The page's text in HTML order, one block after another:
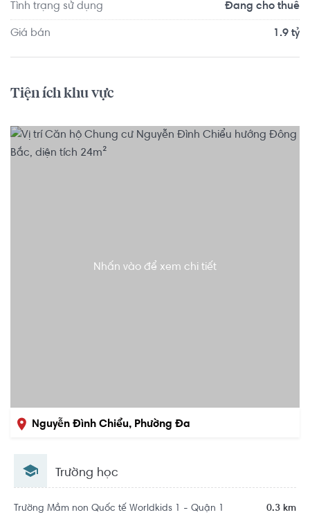
Tình trạng sử dụng Đang cho thuê
Giá bán 1.9 tỷ
Tiện ích khu vực
Nhấn vào để xem chi tiết
Nguyễn Đình Chiểu, Phường Đa
Trường học
Trường Mầm non Quốc tế Worldkids 1 - Quận 1 0.3 km